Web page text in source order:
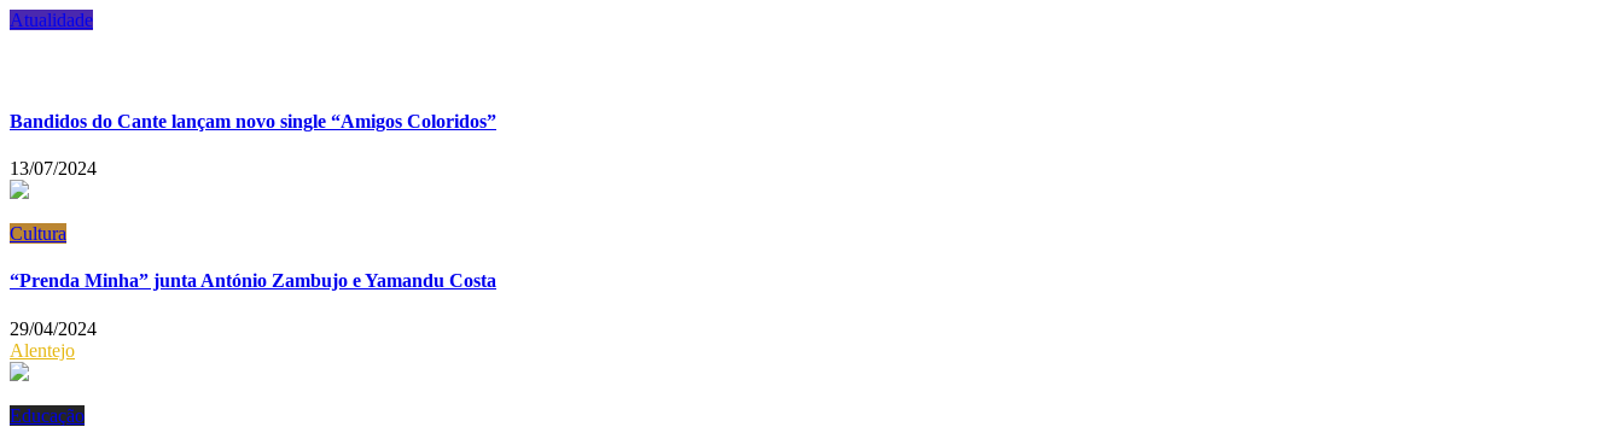
Atualidade
Bandidos do Cante lançam novo single “Amigos Coloridos”
13/07/2024
Cultura
“Prenda Minha” junta António Zambujo e Yamandu Costa
29/04/2024
Alentejo
Educação